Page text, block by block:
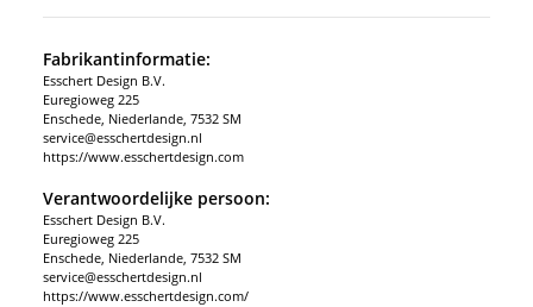
Fabrikantinformatie:
Esschert Design B.V.
Euregioweg 225
Enschede, Niederlande, 7532 SM
service@esschertdesign.nl
https://www.esschertdesign.com
Verantwoordelijke persoon:
Esschert Design B.V.
Euregioweg 225
Enschede, Niederlande, 7532 SM
service@esschertdesign.nl
https://www.esschertdesign.com/